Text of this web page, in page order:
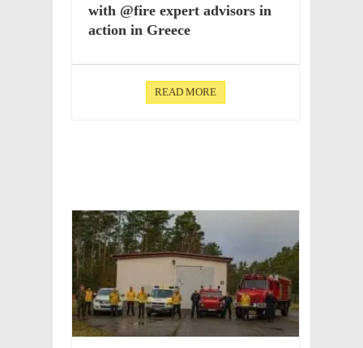
with @fire expert advi­sors in
action in Greece
READ MORE